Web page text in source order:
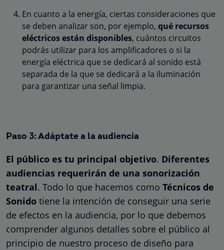
En cuanto a la energía, ciertas consideraciones que
se deben analizar son, por ejemplo, qué recursos
eléctricos están disponibles, cuántos circuitos
podrás utilizar para los amplificadores o si la
energía eléctrica que se dedicará al sonido está
separada de la que se dedicará a la iluminación
para garantizar una señal limpia.
Paso 3: Adáptate a la audiencia
El público es tu principal objetivo. Diferentes
audiencias requerirán de una sonorización
teatral. Todo lo que hacemos como Técnicos de
Sonido tiene la intención de conseguir una serie
de efectos en la audiencia, por lo que debemos
comprender algunos detalles sobre el público al
principio de nuestro proceso de diseño para